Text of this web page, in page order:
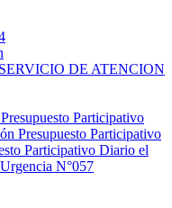
DE ATENCION
Participativo
Presupuesto Participativo
Participativo Diario el
N°057